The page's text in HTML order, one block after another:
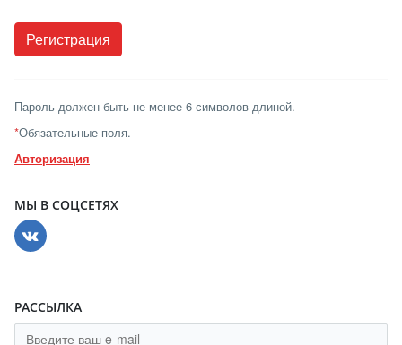
Пароль должен быть не менее 6 символов длиной.
*Обязательные поля.
Авторизация
МЫ В СОЦСЕТЯХ
РАССЫЛКА